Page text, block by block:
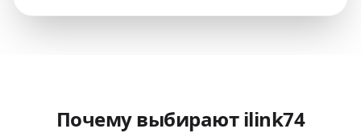
Почему выбирают ilink74